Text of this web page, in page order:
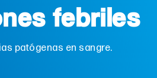
febriles
patógenas en sangre.